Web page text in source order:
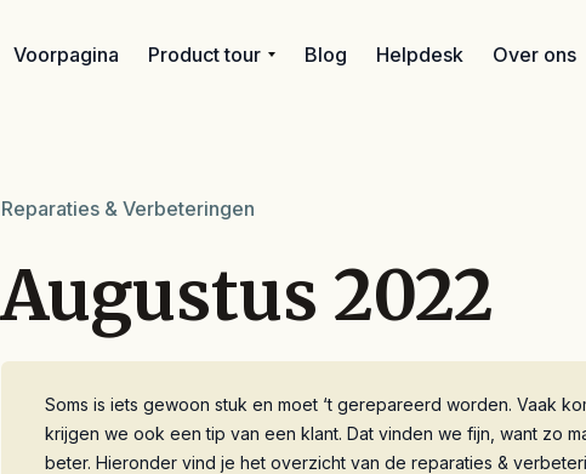
Voorpagina Product tour Blog Helpdesk Over ons
Reparaties & Verbeteringen
Augustus 2022
Soms is iets gewoon stuk en moet ‘t gerepareerd worden. Vaak
krijgen we ook een tip van een klant. Dat vinden we fijn, want zo
beter. Hieronder vind je het overzicht van de reparaties &